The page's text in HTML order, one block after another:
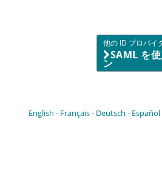
他の ID プロバイ
SAML を
ン
English Français Deutsch Español